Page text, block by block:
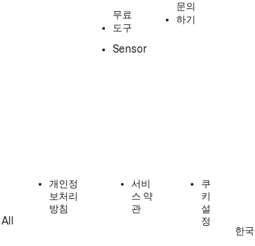
무료
도구
Sensor
문의
하기
All
개인정
보처리
방침
서비
스 약
관
쿠
키
설
정
한